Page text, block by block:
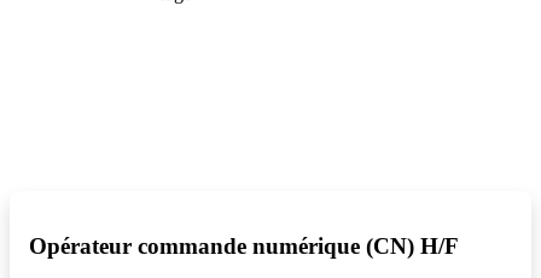
Opérateur commande numérique (CN) H/F